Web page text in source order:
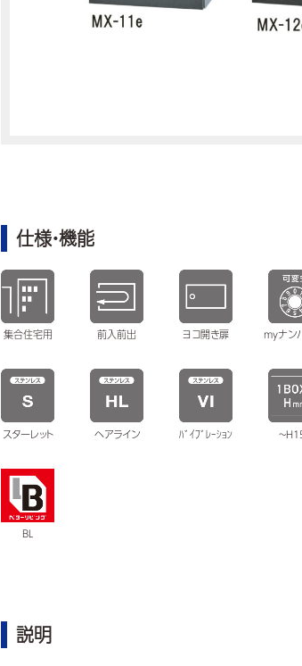
仕様・機能
集合住宅用 前入前出 ヨコ開き扉 myナン
スターレット ヘアライン ﾊﾞｲﾌﾞﾚｰｼｮﾝ
BL
説明